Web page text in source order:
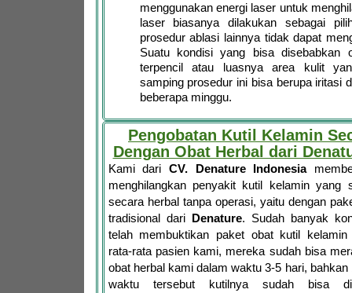
menggunakan energi laser untuk
laser biasanya dilakukan sebagai
prosedur ablasi lainnya tidak dapat
Suatu kondisi yang bisa disebabkan
terpencil atau luasnya area kulit
samping prosedur ini bisa berupa iritasi
beberapa minggu.
Pengobatan Kutil Kelamin
Dengan Obat Herbal dari
Kami dari CV. Denature Indonesia
menghilangkan penyakit kutil kelamin yang
secara herbal tanpa operasi, yaitu dengan
tradisional dari Denature. Sudah banyak
telah membuktikan paket obat kutil kelamin
rata-rata pasien kami, mereka sudah bisa
obat herbal kami dalam waktu 3-5 hari,
waktu tersebut kutilnya sudah bisa